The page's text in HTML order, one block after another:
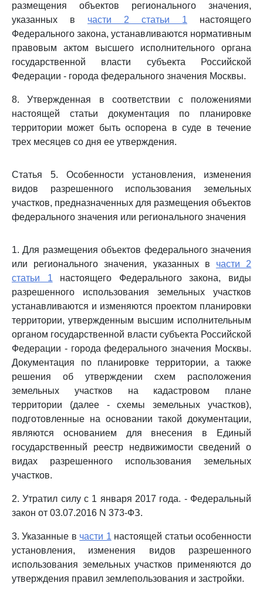
размещения объектов регионального значения,
указанных в части 2 статьи 1 настоящего
Федерального закона, устанавливаются нормативным
правовым актом высшего исполнительного органа
государственной власти субъекта Российской
Федерации - города федерального значения Москвы.
8. Утвержденная в соответствии с положениями
настоящей статьи документация по планировке
территории может быть оспорена в суде в течение
трех месяцев со дня ее утверждения.
Статья 5. Особенности установления, изменения
видов разрешенного использования земельных
участков, предназначенных для размещения объектов
федерального значения или регионального значения
1. Для размещения объектов федерального значения
или регионального значения, указанных в части 2
статьи 1 настоящего Федерального закона, виды
разрешенного использования земельных участков
устанавливаются и изменяются проектом планировки
территории, утвержденным высшим исполнительным
органом государственной власти субъекта Российской
Федерации - города федерального значения Москвы.
Документация по планировке территории, а также
решения об утверждении схем расположения
земельных участков на кадастровом плане
территории (далее - схемы земельных участков),
подготовленные на основании такой документации,
являются основанием для внесения в Единый
государственный реестр недвижимости сведений о
видах разрешенного использования земельных
участков.
2. Утратил силу с 1 января 2017 года. - Федеральный
закон от 03.07.2016 N 373-ФЗ.
3. Указанные в части 1 настоящей статьи особенности
установления, изменения видов разрешенного
использования земельных участков применяются до
утверждения правил землепользования и застройки.